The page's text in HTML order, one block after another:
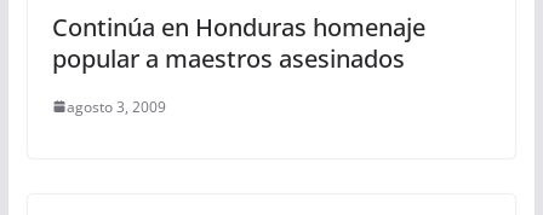
Continúa en Honduras homenaje
popular a maestros asesinados
agosto 3, 2009